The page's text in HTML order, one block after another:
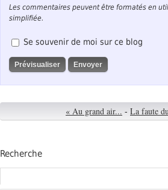
Les commentaires peuvent être formatés en
simplifiée.
Se souvenir de moi sur ce blog
« Au grand air... - La faute
Recherche